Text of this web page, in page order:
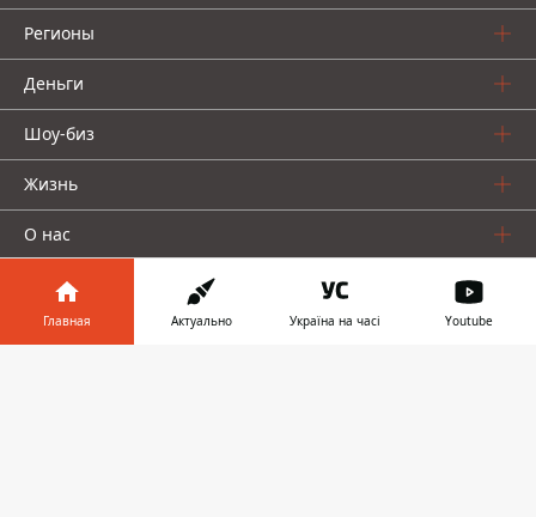
Регионы
Деньги
Шоу-биз
Жизнь
О нас
Главная Актуально Україна на часі Youtube